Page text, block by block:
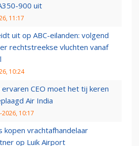
900 uit
11:17
uit op ABC-eilanden: volgend
rechtstreekse vluchten vanaf
10:24
ervaren CEO moet het tij keren
Air India
2026, 10:17
kopen vrachtafhandelaar
op Luik Airport